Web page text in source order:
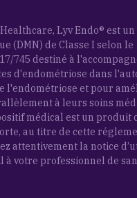
Lyv Endo® est
(DMN) de Classe I selon le
745 destiné à
d'endométriose dans
l'endométriose et pour
à leurs soins
médical est un produit
au titre de cette
attentivement la notice
à votre professionnel de